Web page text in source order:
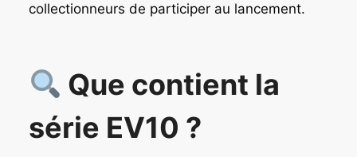
collectionneurs de participer au lancement.
Que contient la
série EV10 ?